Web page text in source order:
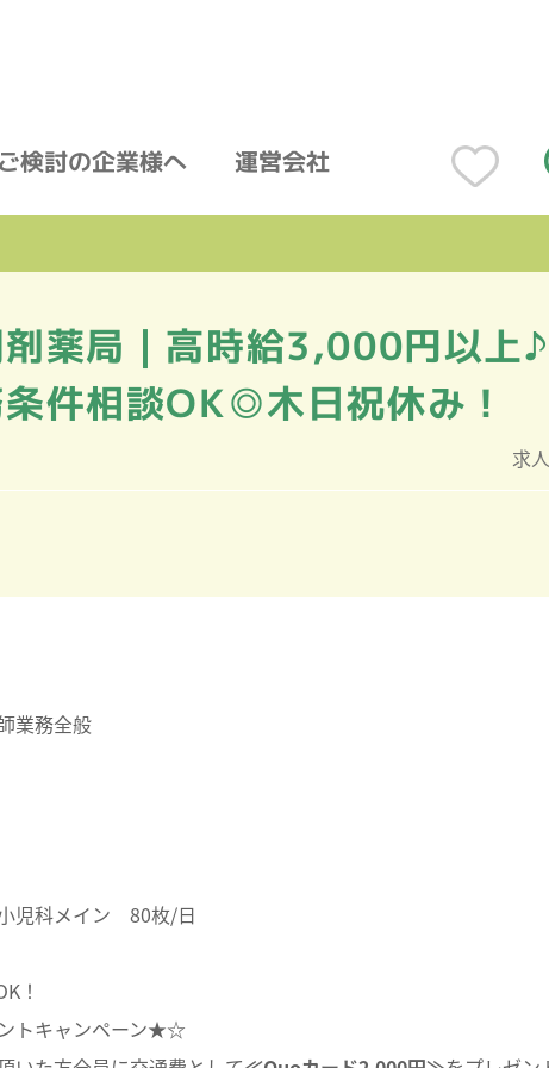
検討の企業様へ 運営会社
薬局｜高時給3,000円以上
件相談OK◎木日祝休み！
求
業務全般
児科メイン 80枚/日
！
トキャンペーン★☆